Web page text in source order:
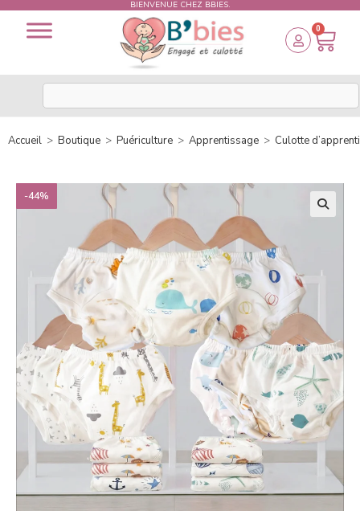
BIENVENUE CHEZ BBIES.
0
Accueil > Boutique > Puériculture > Apprentissage > Culotte
-44%